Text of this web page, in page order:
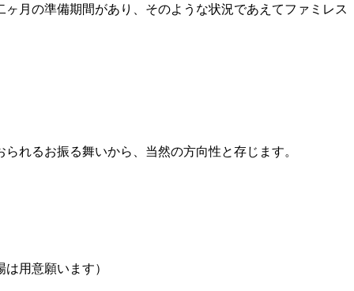
月の準備期間があり、そのような状況であえてファミレス
るお振る舞いから、当然の方向性と存じます。
用意願います）